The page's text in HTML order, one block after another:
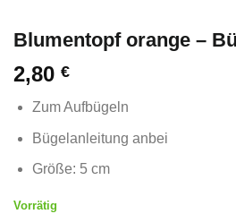
Blumentopf orange –
2,80 €
Zum Aufbügeln
Bügelanleitung anbei
Größe: 5 cm
Vorrätig